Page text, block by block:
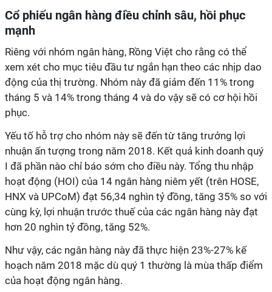
Cổ phiếu ngân hàng điều chỉnh sâu, hồi phục
mạnh
Riêng với nhóm ngân hàng, Rồng Việt cho rằng có thể
xem xét cho mục tiêu đầu tư ngắn hạn theo các nhịp dao
động của thị trường. Nhóm này đã giảm đến 11% trong
tháng 5 và 14% trong tháng 4 và do vậy sẽ có cơ hội hồi
phục.
Yếu tố hỗ trợ cho nhóm này sẽ đến từ tăng trưởng lợi
nhuận ấn tượng trong năm 2018. Kết quả kinh doanh quý
I đã phần nào chỉ báo sớm cho điều này. Tổng thu nhập
hoạt động (HOI) của 14 ngân hàng niêm yết (trên HOSE,
HNX và UPCoM) đạt 56,34 nghìn tỷ đồng, tăng 35% so với
cùng kỳ, lợi nhuận trước thuế của các ngân hàng này đạt
hơn 20 nghìn tỷ đồng, tăng 52%.
Như vậy, các ngân hàng này đã thực hiện 23%-27% kế
hoạch năm 2018 mặc dù quý 1 thường là mùa thấp điểm
của hoạt động ngân hàng.